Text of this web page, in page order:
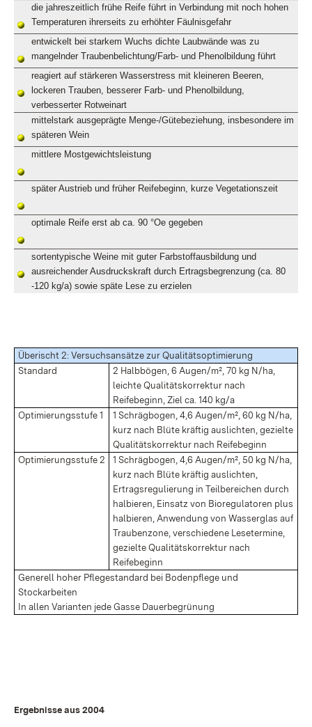
die jahreszeitlich frühe Reife führt in Verbindung mit noch hohen
Temperaturen ihrerseits zu erhöhter Fäulnisgefahr
entwickelt bei starkem Wuchs dichte Laubwände was zu
mangelnder Traubenbelichtung/Farb- und Phenolbildung führt
reagiert auf stärkeren Wasserstress mit kleineren Beeren,
lockeren Trauben, besserer Farb- und Phenolbildung,
verbesserter Rotweinart
mittelstark ausgeprägte Menge-/Gütebeziehung, insbesondere im
späteren Wein
mittlere Mostgewichtsleistung
später Austrieb und früher Reifebeginn, kurze Vegetationszeit
optimale Reife erst ab ca. 90 °Oe gegeben
sortentypische Weine mit guter Farbstoffausbildung und
ausreichender Ausdruckskraft durch Ertragsbegrenzung (ca. 80
-120 kg/a) sowie späte Lese zu erzielen
Überischt 2: Versuchsansätze zur Qualitätsoptimierung
Standard
2 Halbbögen, 6 Augen/m², 70 kg N/ha,
leichte Qualitätskorrektur nach
Reifebeginn, Ziel ca. 140 kg/a
Optimierungsstufe 1
1 Schrägbogen, 4,6 Augen/m², 60 kg N/ha,
kurz nach Blüte kräftig auslichten, gezielte
Qualitätskorrektur nach Reifebeginn
Optimierungsstufe 2
1 Schrägbogen, 4,6 Augen/m², 50 kg N/ha,
kurz nach Blüte kräftig auslichten,
Ertragsregulierung in Teilbereichen durch
halbieren, Einsatz von Bioregulatoren plus
halbieren, Anwendung von Wasserglas auf
Traubenzone, verschiedene Lesetermine,
gezielte Qualitätskorrektur nach
Reifebeginn
Generell hoher Pflegestandard bei Bodenpflege und
Stockarbeiten
In allen Varianten jede Gasse Dauerbegrünung
Ergebnisse aus 2004